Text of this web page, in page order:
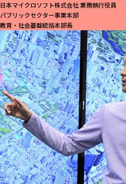
日本マイクロソフト株式会社 業務執行役員
パブリックセクター事業本部
教育・社会基盤統括本部長